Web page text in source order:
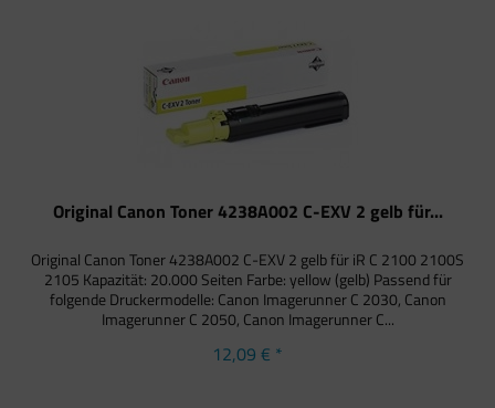
Original Canon Toner 4238A002 C-EXV 2 gelb für...
Original Canon Toner 4238A002 C-EXV 2 gelb für iR C 2100 2100S
2105 Kapazität: 20.000 Seiten Farbe: yellow (gelb) Passend für
folgende Druckermodelle: Canon Imagerunner C 2030, Canon
Imagerunner C 2050, Canon Imagerunner C...
12,09 € *